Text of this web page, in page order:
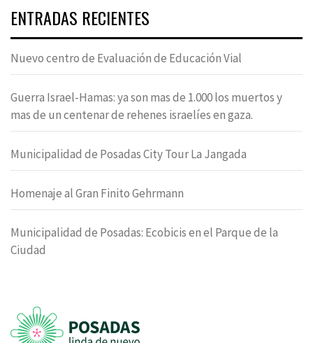
ENTRADAS RECIENTES
Nuevo centro de Evaluación de Educación Vial
Guerra Israel-Hamas: ya son mas de 1.000 los muertos y
mas de un centenar de rehenes israelíes en gaza.
Municipalidad de Posadas City Tour La Jangada
Homenaje al Gran Finito Gehrmann
Municipalidad de Posadas: Ecobicis en el Parque de la
Ciudad